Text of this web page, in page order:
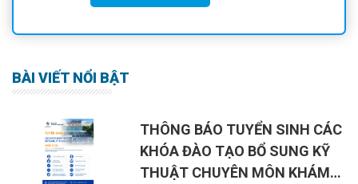
BÀI VIẾT NỔI BẬT
THÔNG BÁO TUYỂN SINH CÁC
KHÓA ĐÀO TẠO BỔ SUNG KỸ
THUẬT CHUYÊN MÔN KHÁM